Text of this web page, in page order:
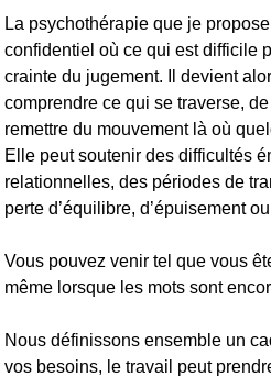
La psychothérapie que je
confidentiel où ce qui est difficile
crainte du jugement. Il devient
comprendre ce qui se traverse,
remettre du mouvement là où
Elle peut soutenir des difficultés
relationnelles, des périodes de
perte d’équilibre, d’épuisement
Vous pouvez venir tel que vous
même lorsque les mots sont
Nous définissons ensemble un
vos besoins, le travail peut